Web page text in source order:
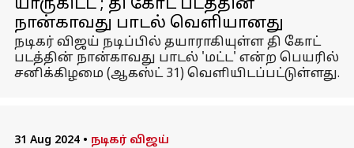
யாருகிட்ட'; தி கோட் படத்தின்
நான்காவது பாடல் வெளியானது
நடிகர் விஜய் நடிப்பில் தயாராகியுள்ள தி கோட்
படத்தின் நான்காவது பாடல் 'மட்ட' என்ற பெயரில்
சனிக்கிழமை (ஆகஸ்ட் 31) வெளியிடப்பட்டுள்ளது.
31 Aug 2024 • நடிகர் விஜய்